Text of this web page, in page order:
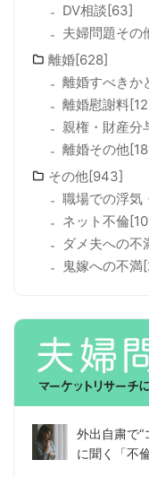
DV相談[63]
夫婦問題その
離婚[628]
離婚すべきか
離婚慰謝料
親権・財産分
離婚その他
その他[943]
職場での浮気
ネット不倫
ダメ夫への不
鬼嫁への不満
外出自粛で“
に聞く「不